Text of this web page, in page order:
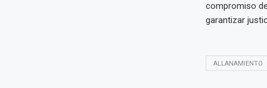
compromiso
garantizar
ALLANAMIENTO